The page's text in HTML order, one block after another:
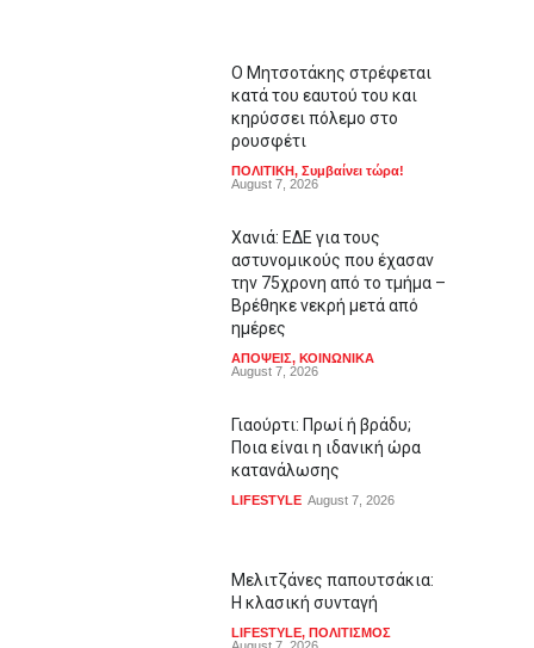
Ο Μητσοτάκης στρέφεται
κατά του εαυτού του και
κηρύσσει πόλεμο στο
ρουσφέτι
ΠΟΛΙΤΙΚΗ, Συμβαίνει τώρα!
August 7, 2026
Χανιά: ΕΔΕ για τους
αστυνομικούς που έχασαν
την 75χρονη από το τμήμα –
Βρέθηκε νεκρή μετά από
ημέρες
ΑΠΟΨΕΙΣ, ΚΟΙΝΩΝΙΚΑ
August 7, 2026
Γιαούρτι: Πρωί ή βράδυ;
Ποια είναι η ιδανική ώρα
κατανάλωσης
LIFESTYLE August 7, 2026
Μελιτζάνες παπουτσάκια:
Η κλασική συνταγή
LIFESTYLE, ΠΟΛΙΤΙΣΜΟΣ